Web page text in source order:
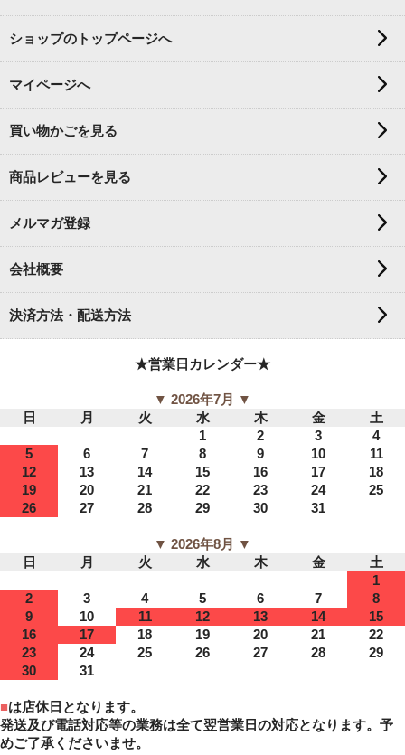
ショップのトップページへ
マイページへ
買い物かごを見る
商品レビューを見る
メルマガ登録
会社概要
決済方法・配送方法
★営業日カレンダー★
▼ 2026年7月 ▼
日
月 火 水 木 金
土
1
2 3
4
5
6 7 8 9 10
11
12
13 14 15 16 17
18
19
20 21 22 23 24
25
26
27 28 29 30 31
▼ 2026年8月 ▼
日
月 火 水 木 金
土
1
2
3 4 5 6 7
8
9
10 11 12 13 14
15
16
17 18 19 20 21
22
23
24 25 26 27 28
29
30
31
■は店休日となります。
発送及び電話対応等の業務は全て翌営業日の対応となります。予
めご了承くださいませ。